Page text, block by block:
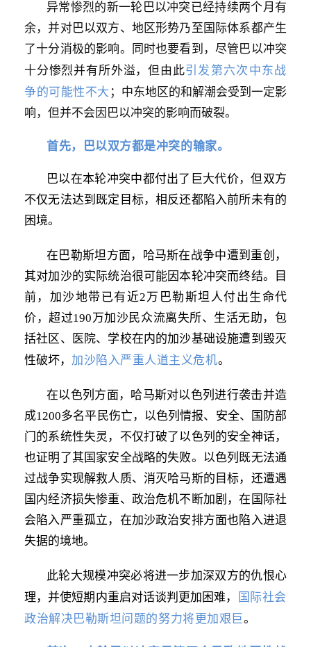
异常惨烈的新一轮巴以冲突已经持续两个月有
余，并对巴以双方、地区形势乃至国际体系都产生
了十分消极的影响。同时也要看到，尽管巴以冲突
十分惨烈并有所外溢，但由此引发第六次中东战
争的可能性不大 ；中东地区的和解潮会受到一定影
响，但并不会因巴以冲突的影响而破裂。
首先，巴以双方都是冲突的输家。
巴以在本轮冲突中都付出了巨大代价，但双方
不仅无法达到既定目标，相反还都陷入前所未有的
困境。
在巴勒斯坦方面，哈马斯在战争中遭到重创，
其对加沙的实际统治很可能因本轮冲突而终结。目
前，加沙地带已有近2万巴勒斯坦人付出生命代
价，超过190万加沙民众流离失所、生活无助，包
括社区、医院、学校在内的加沙基础设施遭到毁灭
性破坏， 加沙陷入严重人道主义危机。
在以色列方面，哈马斯对以色列进行袭击并造
成1200多名平民伤亡，以色列情报、安全、国防部
门的系统性失灵，不仅打破了以色列的安全神话，
也证明了其国家安全战略的失败。以色列既无法通
过战争实现解救人质、消灭哈马斯的目标，还遭遇
国内经济损失惨重、政治危机不断加剧，在国际社
会陷入严重孤立，在加沙政治安排方面也陷入进退
失据的境地。
此轮大规模冲突必将进一步加深双方的仇恨心
理，并使短期内重启对话谈判更加困难，
国际社会
政治解决巴勒斯坦问题的努力将更加艰巨。